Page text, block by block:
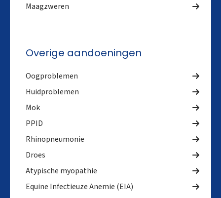
Maagzweren
Overige aandoeningen
Oogproblemen
Huidproblemen
Mok
PPID
Rhinopneumonie
Droes
Atypische myopathie
Equine Infectieuze Anemie (EIA)